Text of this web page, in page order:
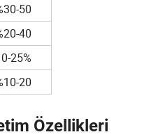
50
40
25%
20
Özellikleri